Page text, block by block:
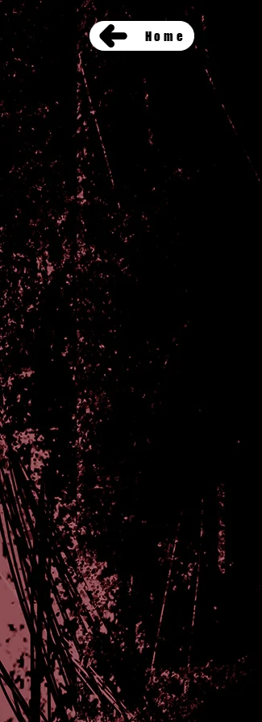
Home